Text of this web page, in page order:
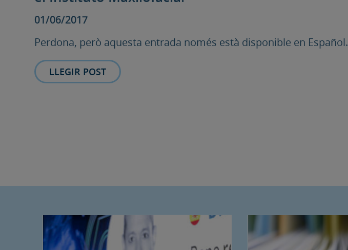
01/06/2017
Perdona, però aquesta entrada només està disponible en Español.
LLEGIR POST